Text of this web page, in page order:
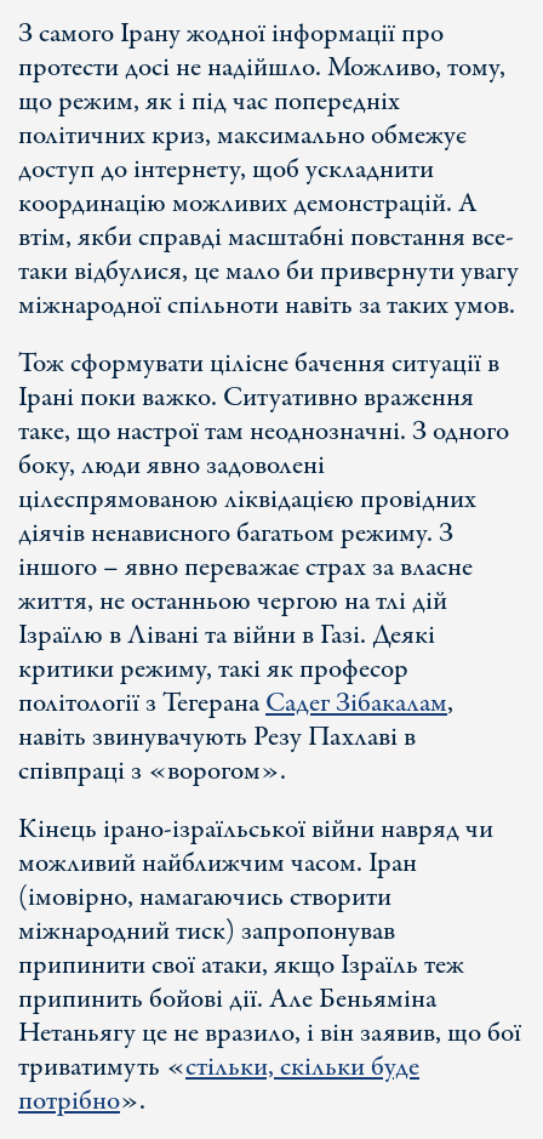
З самого Ірану жодної інформації про
протести досі не надійшло. Можливо, тому,
що режим, як і під час попередніх
політичних криз, максимально обмежує
доступ до інтернету, щоб ускладнити
координацію можливих демонстрацій. А
втім, якби справді масштабні повстання все-
таки відбулися, це мало би привернути увагу
міжнародної спільноти навіть за таких умов.
Тож сформувати цілісне бачення ситуації в
Ірані поки важко. Ситуативно враження
таке, що настрої там неоднозначні. З одного
боку, люди явно задоволені
цілеспрямованою ліквідацією провідних
діячів ненависного багатьом режиму. З
іншого – явно переважає страх за власне
життя, не останньою чергою на тлі дій
Ізраїлю в Лівані та війни в Газі. Деякі
критики режиму, такі як професор
політології з ТегеранаСадег Зібакалам,
навіть звинувачують Резу Пахлаві в
співпраці з «ворогом».
Кінець ірано-ізраїльської війни навряд чи
можливий найближчим часом. Іран
(імовірно, намагаючись створити
міжнародний тиск) запропонував
припинити свої атаки, якщо Ізраїль теж
припинить бойові дії. Але Беньяміна
Нетаньягу це не вразило, і він заявив, що бої
триватимуть «стільки, скільки буде
потрібно».